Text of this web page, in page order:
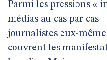
Parmi les pressions «
médias au cas par cas
journalistes eux-
couvrent les